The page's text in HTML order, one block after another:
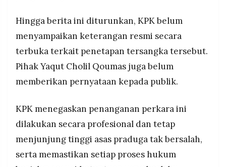
Hingga berita ini diturunkan, KPK belum
menyampaikan keterangan resmi secara
terbuka terkait penetapan tersangka tersebut.
Pihak Yaqut Cholil Qoumas juga belum
memberikan pernyataan kepada publik.
KPK menegaskan penanganan perkara ini
dilakukan secara profesional dan tetap
menjunjung tinggi asas praduga tak bersalah,
serta memastikan setiap proses hukum